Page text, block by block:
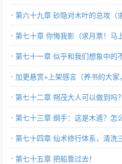
第六十九章 砂隐对木叶的总攻（
第七十章 你悔我影（求月票！马
第七十一章 似乎和我们想象中的
加更悬赏+上架感言（养书的大家
第七十二章 朔茂大人可以做到吗
第七十三章 纲手：这是木遁？怎
哇！！）
第七十四章 仙术修行体系，清洗
第七十五章 把船靠过去！